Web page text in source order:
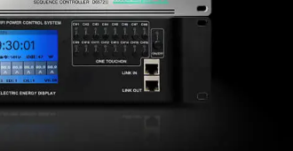
Malay
বাঙালি